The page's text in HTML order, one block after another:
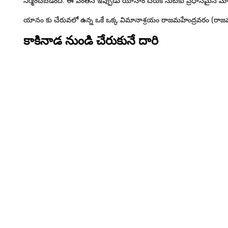
యానం కు చేరువలో ఉన్న ఒకే ఒక్క విమానాశ్రయం రాజమహేంద్రవరం
కాకినాడ నుండి చేరుకునే దారి